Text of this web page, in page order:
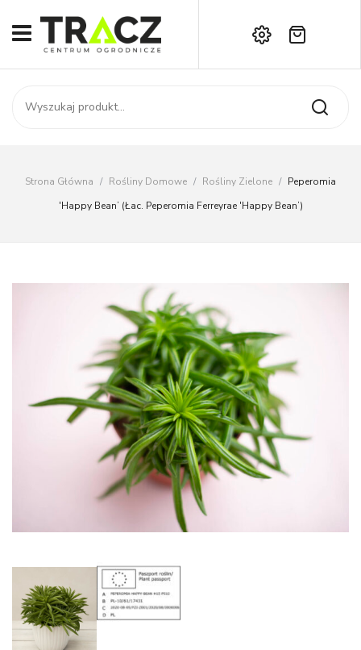
START
SKLEP
AKTUALNOŚCI
Kontakt
Brak produktów w koszyku.
Strona Główna / Rośliny Domowe / Rośliny Zielone / Peperomia
'Happy Bean’ (łac. Peperomia Ferreyrae 'Happy Bean’)